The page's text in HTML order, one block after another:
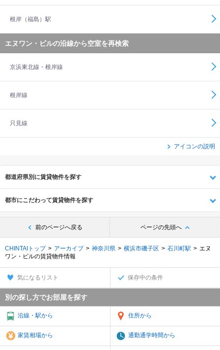
根岸（福島）駅
エヌワン・ビルの沿線から空室を再検索
京浜東北線・根岸線
根岸線
只見線
アイコンの説明
都道府県別に賃貸物件を探す
都市にこだわって賃貸物件を探す
前のページへ戻る ページの先頭へ
CHINTAIトップ アーカイブ 神奈川県 横浜市磯子区 石川町駅
エヌ
ワン・ビルの賃貸物件情報
気になるリスト 保存中の条件
別の探し方でお部屋を探す
沿線・駅から 住所から
家賃相場から 通勤通学時間から